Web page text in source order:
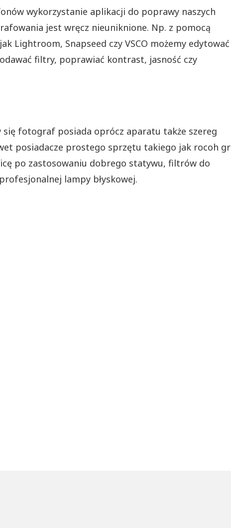
wykorzystanie aplikacji do poprawy naszych
jest wręcz nieuniknione. Np. z pomocą
Lightroom, Snapseed czy VSCO możemy edytować
filtry, poprawiać kontrast, jasność czy
się fotograf posiada oprócz aparatu także szereg
posiadacze prostego sprzętu takiego jak rocoh gr
po zastosowaniu dobrego statywu, filtrów do
lampy błyskowej.